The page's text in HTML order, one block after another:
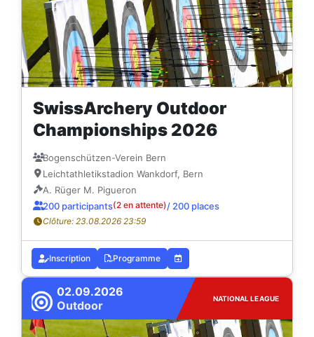
SwissArchery Outdoor
Championships 2026
Bogenschützen-Verein Bern
Leichtathletikstadion Wankdorf, Bern
A. Rüger M. Pigueron
200 participants(2 en attente)/ 200 places
Clôture: 23.08.2026 23:59
Inscription Programme
02.09.2026
Outdoor
NATIONAL LEAGUE